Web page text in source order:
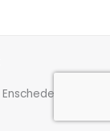
Enschede